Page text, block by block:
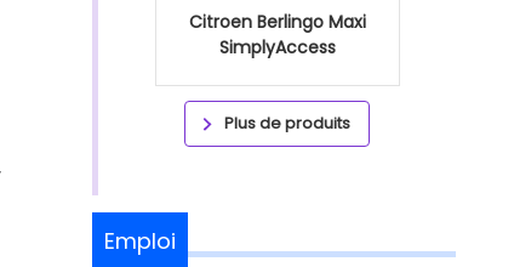
Citroen Berlingo Maxi
SimplyAccess
Plus de produits
Emploi